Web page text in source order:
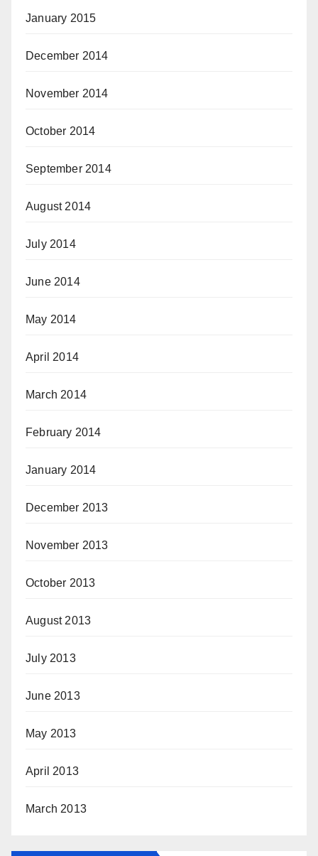
January 2015
December 2014
November 2014
October 2014
September 2014
August 2014
July 2014
June 2014
May 2014
April 2014
March 2014
February 2014
January 2014
December 2013
November 2013
October 2013
August 2013
July 2013
June 2013
May 2013
April 2013
March 2013